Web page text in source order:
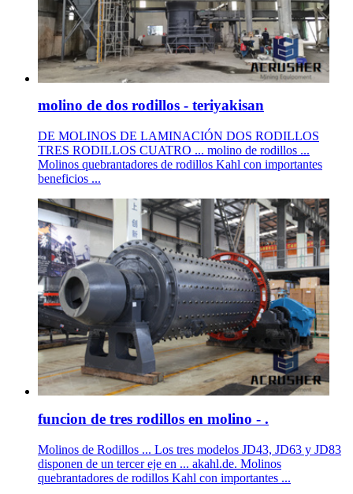
molino de dos rodillos - teriyakisan
DE MOLINOS DE LAMINACIÓN DOS RODILLOS
TRES RODILLOS CUATRO ... molino de rodillos ...
Molinos quebrantadores de rodillos Kahl con importantes
beneficios ...
funcion de tres rodillos en molino - .
Molinos de Rodillos ... Los tres modelos JD43, JD63 y JD83
disponen de un tercer eje en ... akahl.de. Molinos
quebrantadores de rodillos Kahl con importantes ...